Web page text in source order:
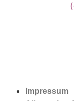
Impressum